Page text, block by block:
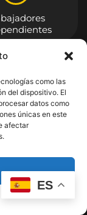
como las
del dispositivo. El
datos como
únicas en este
afectar
ES